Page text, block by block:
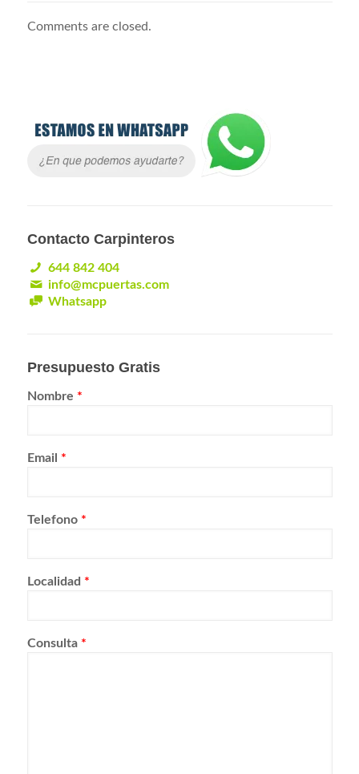
Comments are closed.
Contacto Carpinteros
644 842 404
info@mcpuertas.com
Whatsapp
Presupuesto Gratis
Nombre *
Email *
Telefono *
Localidad *
Consulta *